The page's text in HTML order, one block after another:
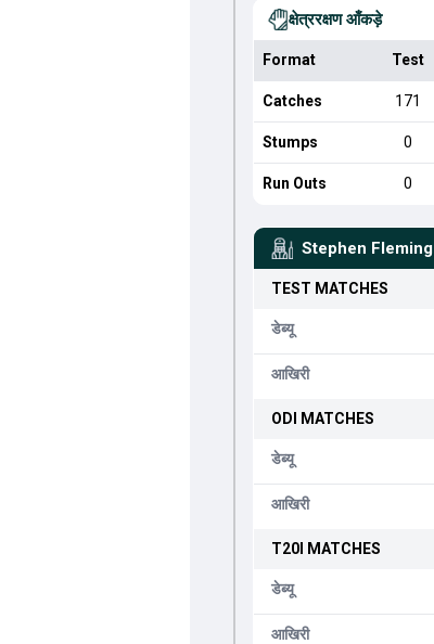
क्षेत्ररक्षण आँकड़े
Format Test
Catches 171
Stumps 0
Run Outs 0
Stephen Fleming
TEST MATCHES
डेब्यू
आखिरी
ODI MATCHES
डेब्यू
आखिरी
T20I MATCHES
डेब्यू
आखिरी